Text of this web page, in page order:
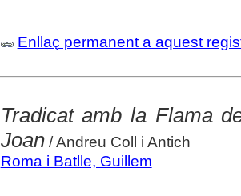
Enllaç permanent a aquest
Tradicat amb la Flama
Joan/ Andreu Coll i Antich
Roma i Batlle, Guillem